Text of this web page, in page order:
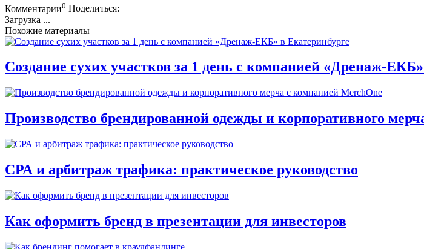
Комментарии0 Поделиться:
Загрузка ...
Похожие материалы
Создание сухих участков за 1 день с компанией «Дренаж-
Производство брендированной одежды и корпоративного
СРА и арбитраж трафика: практическое руководство
Как оформить бренд в презентации для инвесторов